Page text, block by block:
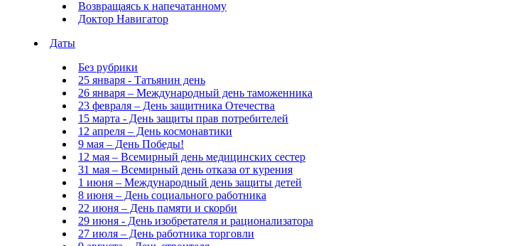
Возвращаясь к напечатанному
Доктор Навигатор
Даты
Без рубрики
25 января - Татьянин день
26 января – Международный день таможенника
23 февраля – День защитника Отечества
15 марта - День защиты прав потребителей
12 апреля – День космонавтики
9 мая – День Победы!
12 мая – Всемирный день медицинских сестер
31 мая – Всемирный день отказа от курения
1 июня – Международный день защиты детей
8 июня – День социального работника
22 июня – День памяти и скорби
29 июня - День изобретателя и рационализатора
27 июля – День работника торговли